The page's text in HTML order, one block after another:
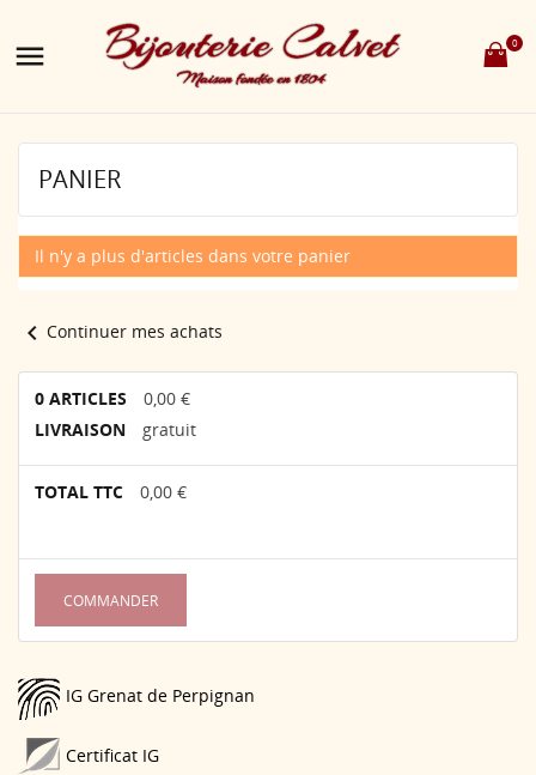
 0
PANIER
Il n'y a plus d'articles dans votre panier
chevron_left Continuer mes achats
0 ARTICLES
0,00 €
LIVRAISON
gratuit
TOTAL TTC 0,00 €
COMMANDER
IG Grenat de Perpignan
Certificat IG